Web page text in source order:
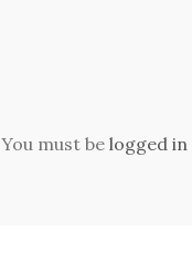
You must be logged in